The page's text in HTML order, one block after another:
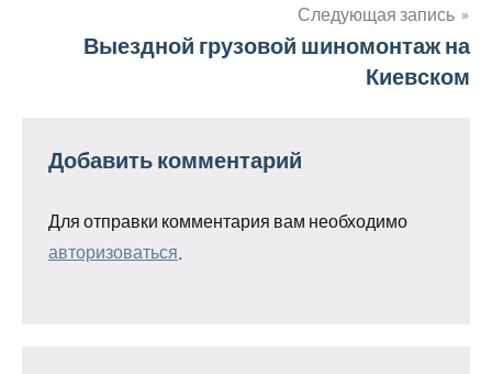
Следующая запись
Выездной грузовой шиномонтаж на
Киевском
Добавить комментарий
Для отправки комментария вам необходимо
авторизоваться